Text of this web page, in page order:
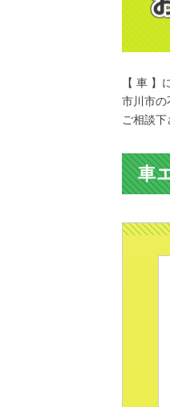
【 車 】
市川市の
ご相談
車